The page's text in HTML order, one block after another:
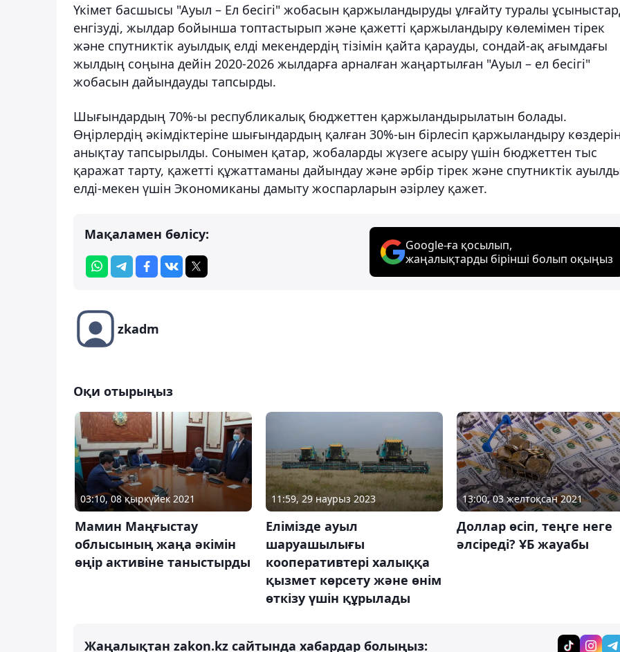
Үкімет басшысы "Ауыл – Ел бесігі" жобасын қаржыландыруды ұлғайту туралы
енгізуді, жылдар бойынша топтастырып және қажетті қаржыландыру көлемімен тірек
және спутниктік ауылдық елді мекендердің тізімін қайта қарауды, сондай-ақ ағымдағы
жылдың соңына дейін 2020-2026 жылдарға арналған жаңартылған "Ауыл – ел бесігі"
жобасын дайындауды тапсырды.
Шығындардың 70%-ы республикалық бюджеттен қаржыландырылатын болады.
Өңірлердің әкімдіктеріне шығындардың қалған 30%-ын бірлесіп қаржыландыру
анықтау тапсырылды. Сонымен қатар, жобаларды жүзеге асыру үшін бюджеттен тыс
қаражат тарту, қажетті құжаттаманы дайындау және әрбір тірек және спутниктік
елді-мекен үшін Экономиканы дамыту жоспарларын әзірлеу қажет.
Мақаламен бөлісу:
Google-ға қосылып,
жаңалықтарды бірінші болып оқыңыз
zkadm
Оқи отырыңыз
03:10, 08 қыркүйек 2021
Мамин Маңғыстау
облысының жаңа әкімін
өңір активіне таныстырды
11:59, 29 наурыз 2023
Елімізде ауыл
шаруашылығы
кооперативтері халыққа
қызмет көрсету және өнім
өткізу үшін құрылады
13:00, 03 желтоқсан 2021
Доллар өсіп, теңге неге
әлсіреді? ҰБ жауабы
Жаңалықтан zakon.kz сайтында хабардар болыңыз: